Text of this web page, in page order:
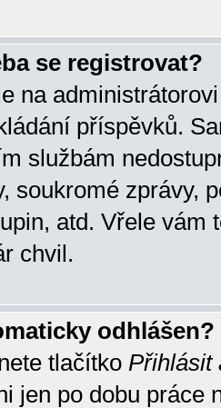
se registrovat?
na
příspěvků.
službám
soukromé zprávy,
atd. Vřele vám
chvil.
odhlášen?
tlačítko Přihlásit
jen po dobu práce